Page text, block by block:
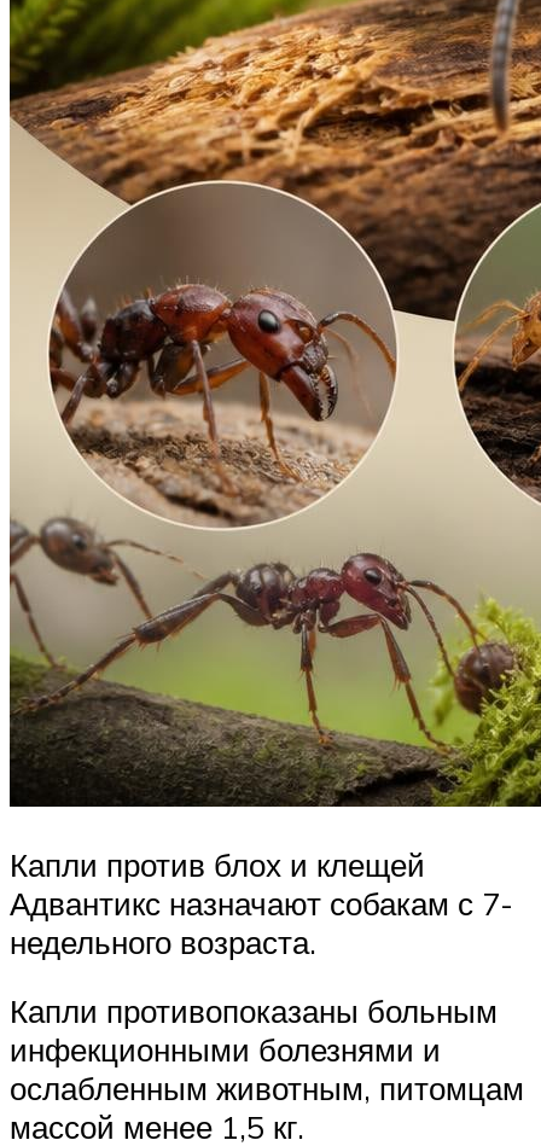
Капли против блох и клещей
Адвантикс назначают собакам с 7-
недельного возраста.
Капли противопоказаны больным
инфекционными болезнями и
ослабленным животным, питомцам
массой менее 1,5 кг.